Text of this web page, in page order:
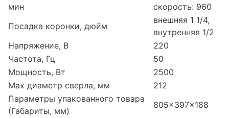
мин
скорость: 960
Посадка коронки, дюйм
внешняя 1 1/4,
внутренняя 1/2
Напряжение, В
220
Частота, Гц
50
Мощность, Вт
2500
Max диаметр сверла, мм
212
Параметры упакованного товара
(Габариты, мм)
805x397x188